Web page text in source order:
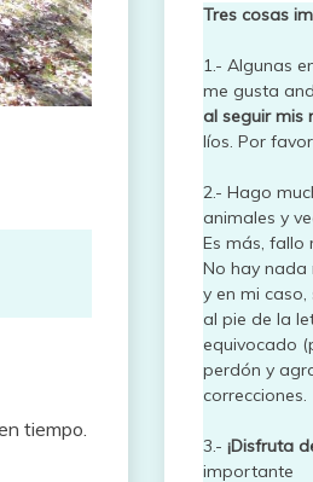
tiempo.
Tres cosas
1.- Algunas
me gusta
al seguir mis
líos. Por
2.- Hago
animales y
Es más, fallo
No hay nada
y en mi
al pie de la
equivocado
perdón y
correcciones.
3.- ¡Disfruta
importante